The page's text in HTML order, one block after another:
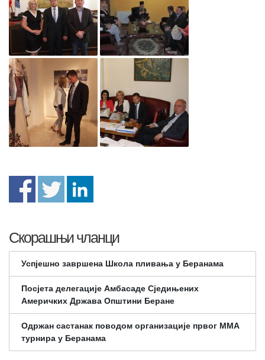
Скорашњи чланци
Успјешно завршена Школа пливања у Беранама
Посјета делегације Амбасаде Сједињених
Америчких Држава Општини Беране
Одржан састанак поводом организације првог ММА
турнира у Беранама